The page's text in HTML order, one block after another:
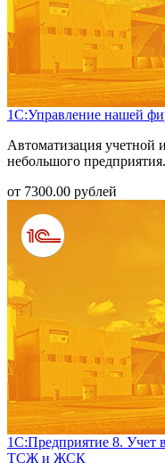
1С:Управление нашей
Автоматизация учетной
небольшого предприятия.
от 7300.00 рублей
1С:Предприятие 8.
ТСЖ и ЖСК